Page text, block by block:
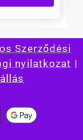
Szerződési
nyilatkozat |